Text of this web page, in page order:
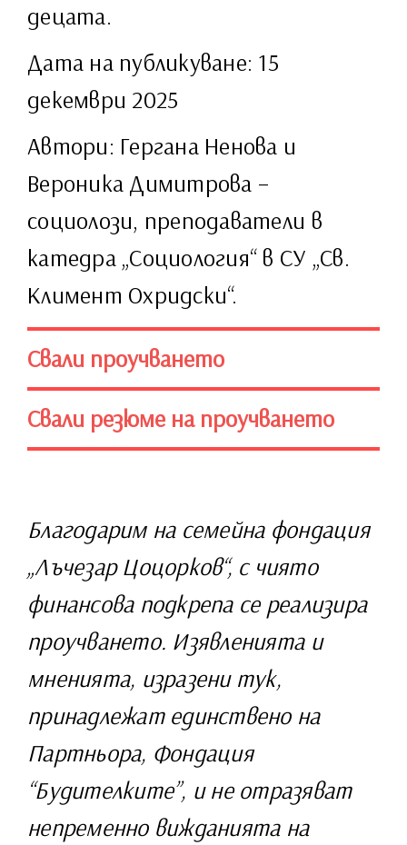
децата.
Дата на публикуване: 15
декември 2025
Автори: Гергана Ненова и
Вероника Димитрова –
социолози, преподаватели в
катедра „Социология“ в СУ „Св.
Климент Охридски“.
Свали проучването
Свали резюме на проучването
Благодарим на семейна фондация
„Лъчезар Цоцорков“, с чиято
финансова подкрепа се реализира
проучването. Изявленията и
мненията, изразени тук,
принадлежат единствено на
Партньора, Фондация
“Будителките”, и не отразяват
непременно вижданията на